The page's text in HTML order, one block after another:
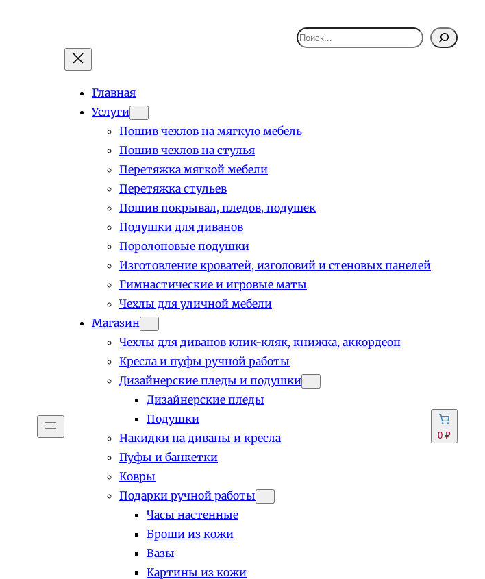
Поиск
Главная
Услуги
Пошив чехлов на мягкую мебель
Пошив чехлов на стулья
Перетяжка мягкой мебели
Перетяжка стульев
Пошив покрывал, пледов, подушек
Подушки для диванов
Поролоновые подушки
Изготовление кроватей, изголовий и стеновых панелей
Гимнастические и игровые маты
Чехлы для уличной мебели
Магазин
Чехлы для диванов клик-кляк, книжка, аккордеон
Кресла и пуфы ручной работы
Дизайнерские пледы и подушки
Дизайнерские пледы
Подушки
Накидки на диваны и кресла
Пуфы и банкетки
Ковры
Подарки ручной работы
Часы настенные
Броши из кожи
Вазы
Картины из кожи
0 ₽